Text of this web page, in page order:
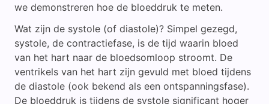
we demonstreren hoe de bloeddruk te meten.
Wat zijn de systole (of diastole)? Simpel gezegd,
systole, de contractiefase, is de tijd waarin bloed
van het hart naar de bloedsomloop stroomt. De
ventrikels van het hart zijn gevuld met bloed tijdens
de diastole (ook bekend als een ontspanningsfase).
De bloeddruk is tijdens de systole significant hoger